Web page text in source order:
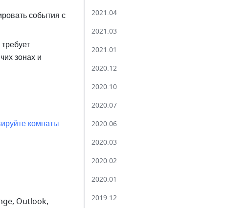
события с
зонах и
комнаты
Outlook,
2021.04​
2021.03​
2021.01​
2020.12​
2020.10​
2020.07​
2020.06​
2020.03 ​
2020.02​
2020.01​
2019.12​